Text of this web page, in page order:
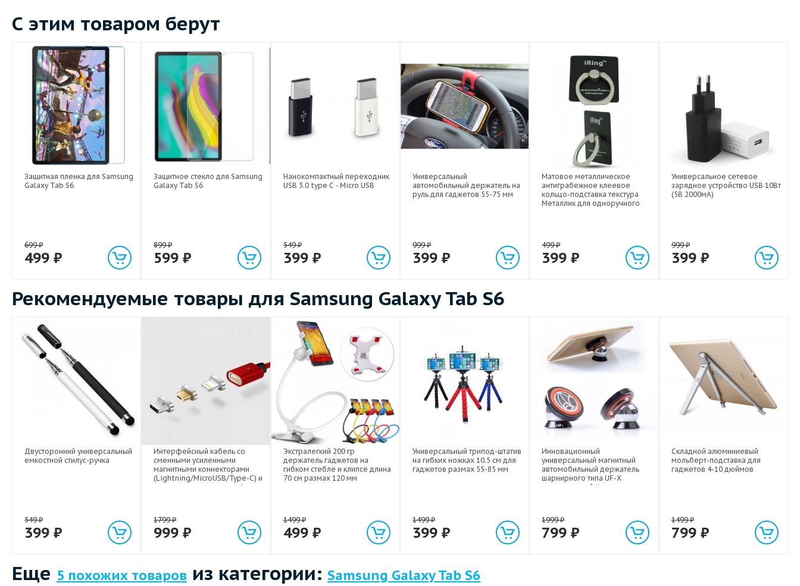
С этим товаром берут
Защитная пленка для Samsung
Galaxy Tab S6
699₽
499 ₽
Защитное стекло для Samsung
Galaxy Tab S6
899₽
599₽
Нанокомпактный переходник
USB 3.0 type C - Micro USB
549₽
399 ₽
Универсальный
автомобильный держатель на
руль для гаджетов 55-75 мм
999₽
399 ₽
Матовое металлическое
антиграбежное клеевое
кольцо-подставка текстура
Металлик для одноручного
499₽
399₽
Универсальное сетевое
зарядное устройство USB 10Вт
(5В 2000мА)
999₽
399 ₽
Рекомендуемые товары для Samsung Galaxy Tab S6
Двусторонний универсальный
емкостной стилус-ручка
549₽
399 ₽
Интерфейсный кабель со
сменными усиленными
магнитными коннекторами
(Lightning/MicroUSB/Type-C) и
световым индикатором 1м
1799₽
999₽
Экстралегкий 200 гр
держатель гаджетов на
гибком стебле и клипсе длина
70 см размах 120 мм
1499₽
499 ₽
Универсальный трипод-штатив
на гибких ножках 10.5 см для
гаджетов размах 55-85 мм
1499₽
399 ₽
Инновационный
универсальный магнитный
автомобильный держатель
шарнирного типа UF-X
экстрасильной фиксации для
1999₽
799₽
Складной алюминиевый
мольберт-подставка для
гаджетов 4-10 дюймов
1499₽
799 ₽
Еще 5 похожих товаров из категории: Samsung Galaxy Tab S6